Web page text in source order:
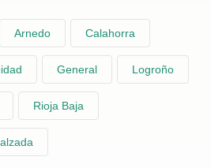
Arnedo Calahorra
General Logroño
Rioja Baja